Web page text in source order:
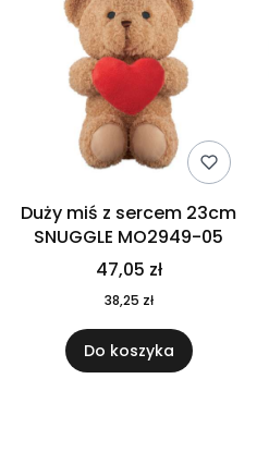
Duży miś z sercem 23cm
SNUGGLE MO2949-05
47,05 zł
38,25 zł
Do koszyka